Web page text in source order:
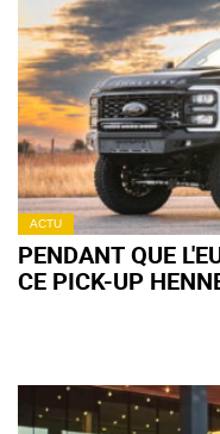
ACTU
PENDANT QUE
CE PICK-UP